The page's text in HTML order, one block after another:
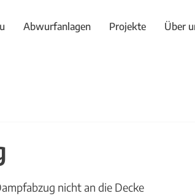
Abwurfanlagen Projekte Über
nicht an die Decke